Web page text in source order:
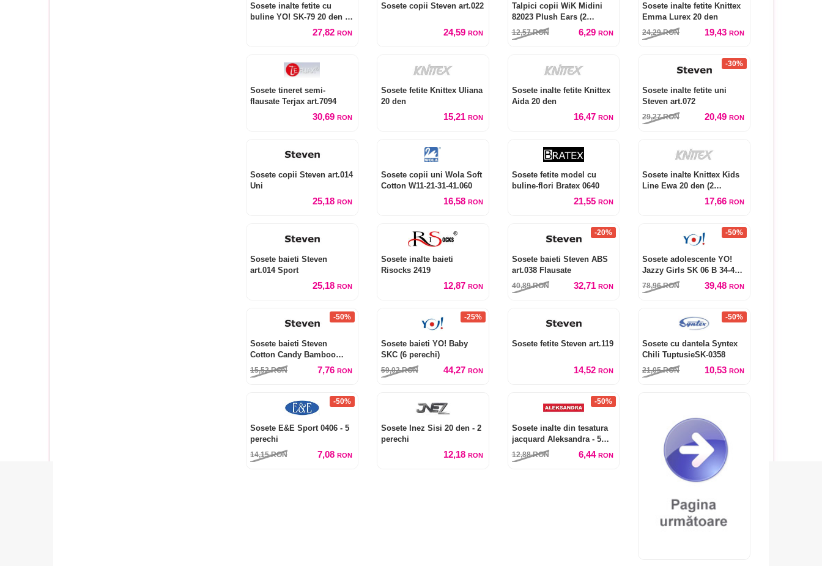
Sosete inalte fetite cu
buline YO! SK-79 20 den (2
27,82 RON
Sosete copii Steven art.022
24,59 RON
Talpici copii WiK Midini
82023 Plush Ears (2
perechi)
12,57RON 6,29RON
Sosete inalte fetite Knittex
Emma Lurex 20 den
24,29RON 19,43 RON
Sosete tineret semi-
flausate Terjax art.7094
30,69 RON
Sosete fetite Knittex Uliana
20 den
15,21 RON
Sosete inalte fetite Knittex
Aida 20 den
16,47RON
-30%
Sosete inalte fetite uni
Steven art.072
29,27RON 20,49 RON
Sosete copii Steven art.014
Uni
25,18 RON
Sosete copii uni Wola Soft
Cotton W11-21-31-41.060
16,58 RON
Sosete fetite model cu
buline-flori Bratex 0640
21,55RON
Sosete inalte Knittex Kids
Line Ewa 20 den (2
17,66 RON
Sosete baieti Steven
art.014 Sport
25,18 RON
Sosete inalte baieti
Risocks 2419
12,87 RON
-20%
Sosete baieti Steven ABS
art.038 Flausate
40,89RON 32,71RON
-50%
Sosete adolescente YO!
Jazzy Girls SK 06 B 34-42
(6 perechi)
78,96RON 39,48 RON
-50%
Sosete baieti Steven
Cotton Candy Bamboo
art.145
15,52RON 7,76 RON
-25%
Sosete baieti YO! Baby
SKC (6 perechi)
59,02RON 44,27 RON
Sosete fetite Steven art.119
14,52RON
-50%
Sosete cu dantela Syntex
Chili TuptusieSK-0358
21,05RON 10,53 RON
-50%
Sosete E&E Sport 0406 - 5
perechi
14,15RON 7,08 RON
Sosete Inez Sisi 20 den - 2
perechi
12,18 RON
-50%
Sosete inalte din tesatura
jacquard Aleksandra - 5
perechi
12,88RON 6,44RON